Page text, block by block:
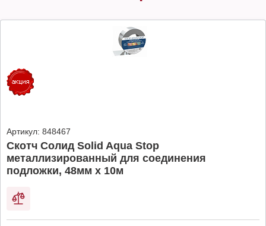
Артикул: 848467
Скотч Солид Solid Aqua Stop
металлизированный для соединения
подложки, 48мм х 10м